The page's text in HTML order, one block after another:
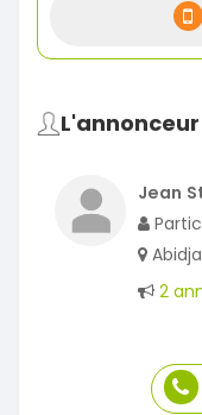
L'annonceur
Jean
2